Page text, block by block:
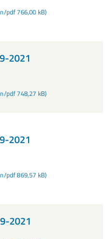
pdf 766,00 kB)
2021
pdf 748,27 kB)
2021
pdf 869,57 kB)
2021